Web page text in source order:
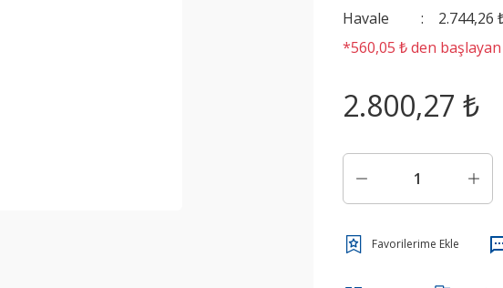
Havale
2.744,26
*560,05 ₺ den
2.800,27 ₺